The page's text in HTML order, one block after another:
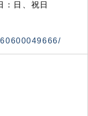
日、祝日